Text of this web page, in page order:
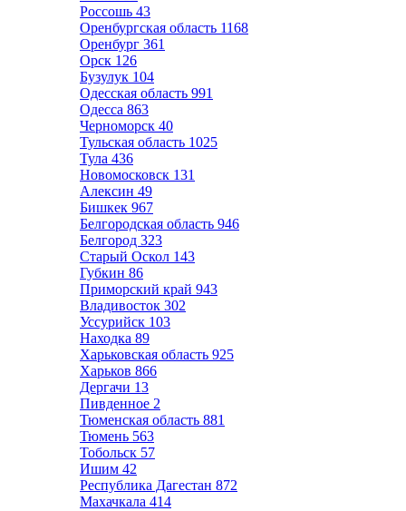
Россошь 43
Оренбургская область 1168
Оренбург 361
Орск 126
Бузулук 104
Одесская область 991
Одесса 863
Черноморск 40
Тульская область 1025
Тула 436
Новомосковск 131
Алексин 49
Бишкек 967
Белгородская область 946
Белгород 323
Старый Оскол 143
Губкин 86
Приморский край 943
Владивосток 302
Уссурийск 103
Находка 89
Харьковская область 925
Харьков 866
Дергачи 13
Пивденное 2
Тюменская область 881
Тюмень 563
Тобольск 57
Ишим 42
Республика Дагестан 872
Махачкала 414